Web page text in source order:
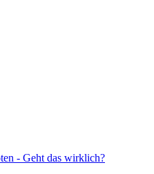
- Geht das wirklich?